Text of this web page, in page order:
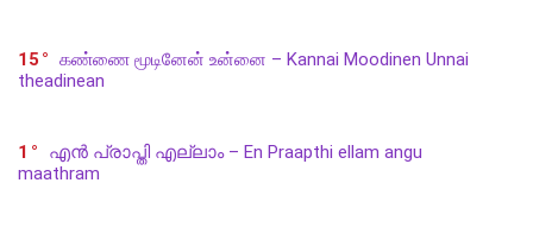
15
கண்ணை மூடினேன் உன்னை – Kannai Moodinen Unnai
theadinean
1
എൻ പ്രാപ്തി എല്ലാം – En Praapthi ellam angu
maathram